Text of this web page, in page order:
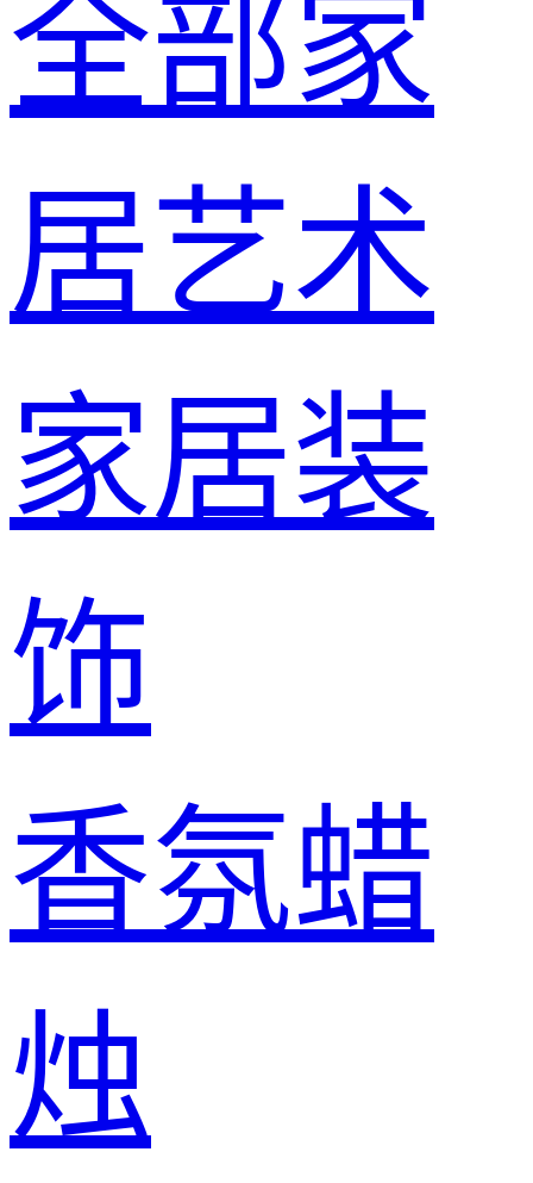
全部家
居艺术
家居装
饰
香氛蜡
烛